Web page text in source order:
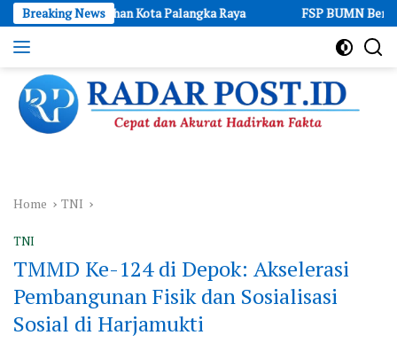
Skip
to
content
Breaking News
Kota Palangka Raya FSP BUMN Bersatu Soroti
dan
Akurat
Hadirkan
Fakta
Home TNI
TNI
TMMD Ke-124 di Depok: Akselerasi
Pembangunan Fisik dan Sosialisasi
Sosial di Harjamukti